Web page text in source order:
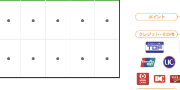
● ● ● ● ●
● ● ● ● ●